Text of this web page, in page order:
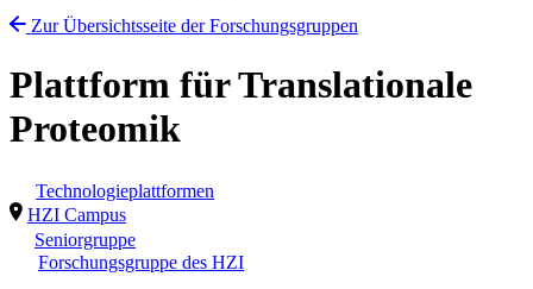
Zur Übersichtsseite der Forschungsgruppen
Plattform für Translationale
Proteomik
Technologieplattformen
HZI Campus
Seniorgruppe
Forschungsgruppe des HZI